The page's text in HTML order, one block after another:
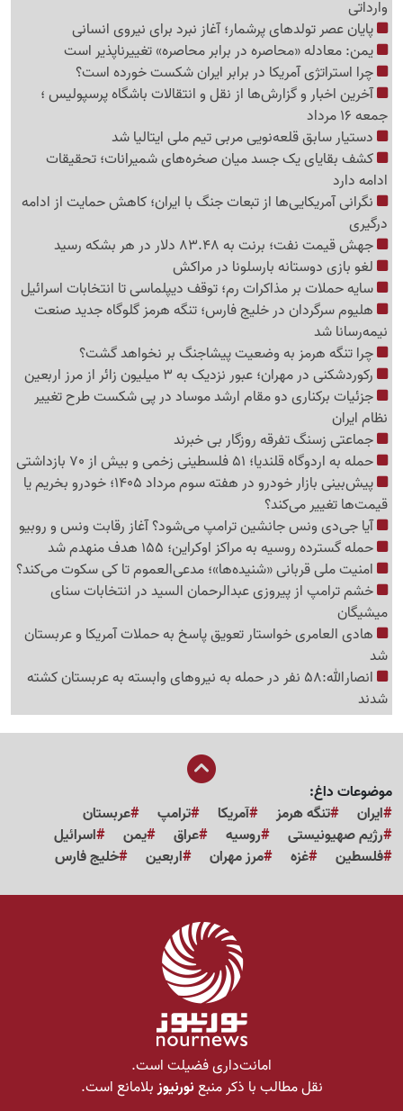
وارداتی
پایان عصر تولدهای پرشمار؛ آغاز نبرد برای نیروی انسانی
یمن: معادله «محاصره در برابر محاصره» تغییرناپذیر است
چرا استراتژی آمریکا در برابر ایران شکست خورده است؟
آخرین اخبار و گزارش‌ها از نقل و انتقالات باشگاه پرسپولیس ؛
جمعه 16 مرداد
دستیار سابق قلعه‌نویی مربی تیم ملی ایتالیا شد
کشف بقایای یک جسد میان صخره‌های شمیرانات؛ تحقیقات
ادامه دارد
نگرانی آمریکایی‌ها از تبعات جنگ با ایران؛ کاهش حمایت از ادامه
درگیری
جهش قیمت نفت؛ برنت به 83.48 دلار در هر بشکه رسید
لغو بازی دوستانه بارسلونا در مراکش
سایه حملات بر مذاکرات رم؛ توقف دیپلماسی تا انتخابات اسرائیل
هلیوم سرگردان در خلیج فارس؛ تنگه هرمز گلوگاه جدید صنعت
نیمه‌رسانا شد
چرا تنگه هرمز به وضعیت پیشاجنگ بر نخواهد گشت؟
رکوردشکنی در مهران؛ عبور نزدیک به 3 میلیون زائر از مرز اربعین
جزئیات برکناری دو مقام ارشد موساد در پی شکست طرح تغییر
نظام ایران
جماعتی زسنگ تفرقه روزگار بی خبرند
حمله به اردوگاه قلندیا؛ 51 فلسطینی زخمی و بیش از 70 بازداشتی
پیش‌بینی بازار خودرو در هفته سوم مرداد 1405؛ خودرو بخریم یا
قیمت‌ها تغییر می‌کند؟
آیا جی‌دی ونس جانشین ترامپ می‌شود؟ آغاز رقابت ونس و روبیو
حمله گسترده روسیه به مراکز اوکراین؛ 155 هدف منهدم شد
امنیت ملی قربانی «شنیده‌ها»؛ مدعی‌العموم تا کی سکوت می‌کند؟
خشم ترامپ از پیروزی عبدالرحمان السید در انتخابات سنای
میشیگان
هادی العامری خواستار تعویق پاسخ به حملات آمریکا و عربستان
شد
انصارالله:58 نفر در حمله به نیروهای وابسته به عربستان کشته
شدند
موضوعات داغ:
ایران
تنگه هرمز آمریکا ترامپ
عربستان
رژیم صهیونیستی
روسیه عراق یمن
اسرائیل
فلسطین
غزه مرز مهران اربعین خلیج فارس
امانت‌داری فضیلت است.
نقل مطالب با ذکر منبعنورنیوزبلامانع است.